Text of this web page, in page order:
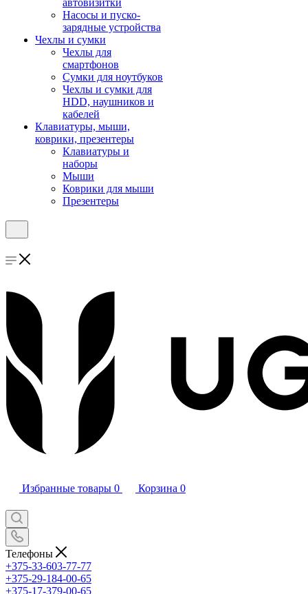
автовизитки
Насосы и пуско-
зарядные устройства
Чехлы и сумки
Чехлы для
смартфонов
Сумки для ноутбуков
Чехлы и сумки для
HDD, наушников и
кабелей
Клавиатуры, мыши,
коврики, презентеры
Клавиатуры и
наборы
Мыши
Коврики для мыши
Презентеры
Избранные товары 0 Корзина 0
Телефоны
+375-33-603-77-77
+375-29-184-00-65
+375-17-379-00-65